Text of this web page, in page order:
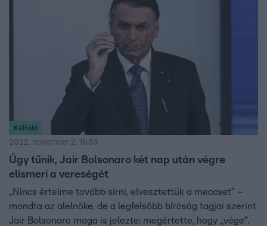
Külföld
2022. november 2. 16:53
Úgy tűnik, Jair Bolsonaro két nap után végre
elismeri a vereségét
„Nincs értelme tovább sírni, elvesztettük a meccset” –
mondta az alelnöke, de a legfelsőbb bíróság tagjai szerint
Jair Bolsonaro maga is jelezte: megértette, hogy „vége”.